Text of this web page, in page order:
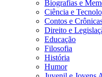
Biografias e
Ciência e
Contos e
Direito e
Educação
Filosofia
História
Humor